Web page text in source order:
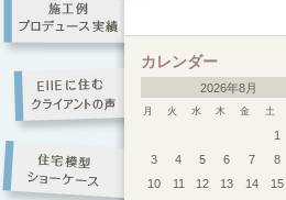
カレンダー
2026年8月
月 火 水 木 金 土
1
3
4 5 6 7 8
10
11 12 13 14 15